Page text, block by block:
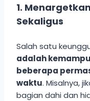
1.
Sekaligus
Salah satu
adalah
beberapa
waktu. Misalnya,
bagian dahi dan